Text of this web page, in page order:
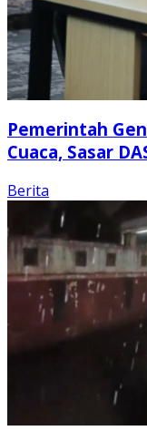
Pemerintah
Cuaca, Sasar
Berita